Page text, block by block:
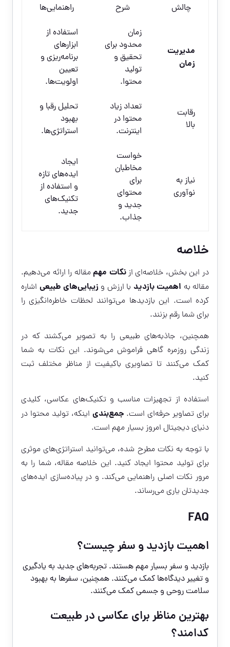
چالش شرح راهنمایی‌ها
مدیریت
زمان
زمان
محدود برای
تحقیق و
تولید
محتوا.
استفاده از
ابزارهای
برنامه‌ریزی و
تعیین
اولویت‌ها.
رقابت
بالا
تعداد زیاد
محتوا در
اینترنت.
تحلیل رقبا و
بهبود
استراتژی‌ها.
نیاز به
نوآوری
خواست
مخاطبان
برای
محتوای
جدید و
جذاب.
ایجاد
ایده‌های تازه
و استفاده از
تکنیک‌های
جدید.
خلاصه
در این بخش، خلاصه‌ای ازنکات مهممقاله را ارائه می‌دهیم.
مقاله به اهمیت بازدید با ارزش و زیبایی‌های طبیعی اشاره
کرده است. این بازدیدها می‌توانند لحظات خاطره‌انگیزی را
برای شما رقم بزنند.
همچنین، جاذبه‌های طبیعی را به تصویر می‌کشند که در
زندگی روزمره گاهی فراموش می‌شوند. این نکات به شما
کمک می‌کنند تا تصاویری باکیفیت از مناظر مختلف ثبت
کنید.
استفاده از تجهیزات مناسب و تکنیک‌های عکاسی، کلیدی
برای تصاویر حرفه‌ای است. جمع‌بندی اینکه، تولید محتوا در
دنیای دیجیتال امروز بسیار مهم است.
با توجه به نکات مطرح شده، می‌توانید استراتژی‌های موثری
برای تولید محتوا ایجاد کنید. این خلاصه مقاله، شما را به
مرور نکات اصلی راهنمایی می‌کند. و در پیاده‌سازی ایده‌های
جدیدتان یاری می‌رساند.
FAQ
اهمیت بازدید و سفر چیست؟
بازدید و سفر بسیار مهم هستند. تجربه‌های جدید به یادگیری
و تغییر دیدگاه‌ها کمک می‌کنند. همچنین، سفرها به بهبود
سلامت روحی و جسمی کمک می‌کنند.
بهترین مناظر برای عکاسی در طبیعت
کدامند؟